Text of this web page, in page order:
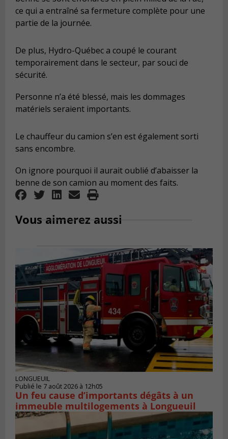
ce qui a entraîné sa fermeture complète pour une
partie de la journée.
De plus, Hydro-Québec a coupé le courant
temporairement dans le secteur, par souci de
sécurité.
Personne n’a été blessé, mais les dommages
matériels seraient importants.
Le chauffeur du camion s’en est également sorti
sans encombre.
On ignore pourquoi il aurait oublié d’abaisser la
benne de son camion au moment des faits.
Vous aimerez aussi
LONGUEUIL
Publié le 7 août 2026 à 12h05
Un feu cause d’importants dégâts à un
immeuble multilogements à Longueuil